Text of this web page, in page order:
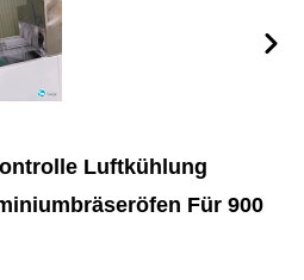
Luftkühlung
Für 900